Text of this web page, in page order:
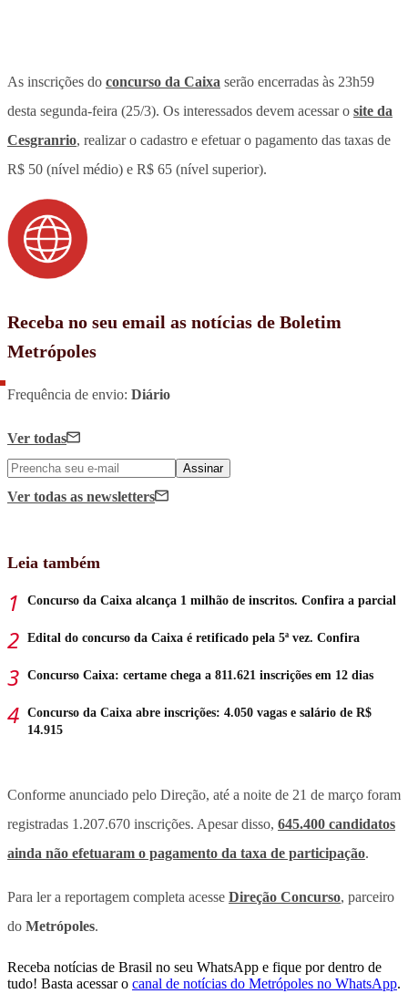
As inscrições do concurso da Caixa serão encerradas às 23h59
desta segunda-feira (25/3). Os interessados devem acessar o site da
Cesgranrio, realizar o cadastro e efetuar o pagamento das taxas de
R$ 50 (nível médio) e R$ 65 (nível superior).
Receba no seu email as notícias de Boletim
Metrópoles
Frequência de envio: Diário
Ver todas
Assinar
Ver todas as newsletters
Leia também
Concurso da Caixa alcança 1 milhão de inscritos. Confira a parcial
Edital do concurso da Caixa é retificado pela 5ª vez. Confira
Concurso Caixa: certame chega a 811.621 inscrições em 12 dias
Concurso da Caixa abre inscrições: 4.050 vagas e salário de R$
14.915
Conforme anunciado pelo Direção, até a noite de 21 de março foram
registradas 1.207.670 inscrições. Apesar disso, 645.400 candidatos
ainda não efetuaram o pagamento da taxa de participação.
Para ler a reportagem completa acesse Direção Concurso, parceiro
do Metrópoles.
Receba notícias de Brasil no seu WhatsApp e fique por dentro de
tudo! Basta acessar o canal de notícias do Metrópoles no WhatsApp.